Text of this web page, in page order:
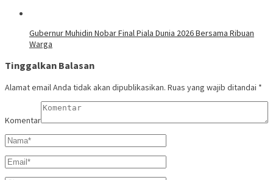
Gubernur Muhidin Nobar Final Piala Dunia 2026 Bersama Ribuan
Warga
Tinggalkan Balasan
Alamat email Anda tidak akan dipublikasikan. Ruas yang wajib ditandai *
Komentar